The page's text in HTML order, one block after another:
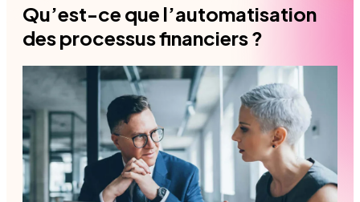
Qu’est-ce que l’automatisation
des processus financiers ?